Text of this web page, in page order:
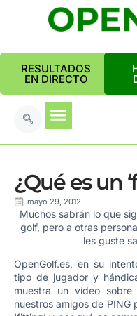
RESULTADOS
EN DIRECTO
¿Qué es un
mayo 29, 2012
Muchos sabrán lo que
golf, pero a otras
les guste
OpenGolf.es, en su
tipo de jugador y
muestra un vídeo
nuestros amigos de PING